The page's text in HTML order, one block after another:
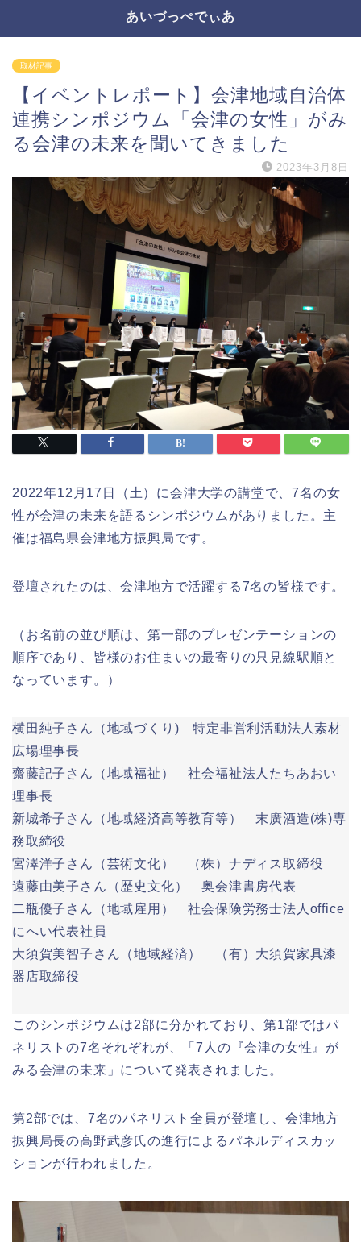
あいづっぺでぃあ
取材記事
【イベントレポート】会津地域自治体
連携シンポジウム「会津の女性」がみ
る会津の未来を聞いてきました
2023年3月8日
2022年12月17日（土）に会津大学の講堂で、7名の女
性が会津の未来を語るシンポジウムがありました。主
催は福島県会津地方振興局です。
登壇されたのは、会津地方で活躍する7名の皆様です。
（お名前の並び順は、第一部のプレゼンテーションの
順序であり、皆様のお住まいの最寄りの只見線駅順と
なっています。）
横田純子さん（地域づくり) 特定非営利活動法人素材
広場理事長
齋藤記子さん（地域福祉） 社会福祉法人たちあおい
理事長
新城希子さん（地域経済高等教育等） 末廣酒造(株)専
務取締役
宮澤洋子さん（芸術文化） （株）ナディス取締役
遠藤由美子さん（歴史文化） 奥会津書房代表
二瓶優子さん（地域雇用） 社会保険労務士法人office
にへい代表社員
大須賀美智子さん（地域経済） （有）大須賀家具漆
器店取締役
このシンポジウムは2部に分かれており、第1部ではパ
ネリストの7名それぞれが、「7人の『会津の女性』が
みる会津の未来」について発表されました。
第2部では、7名のパネリスト全員が登壇し、会津地方
振興局長の高野武彦氏の進行によるパネルディスカッ
ションが行われました。